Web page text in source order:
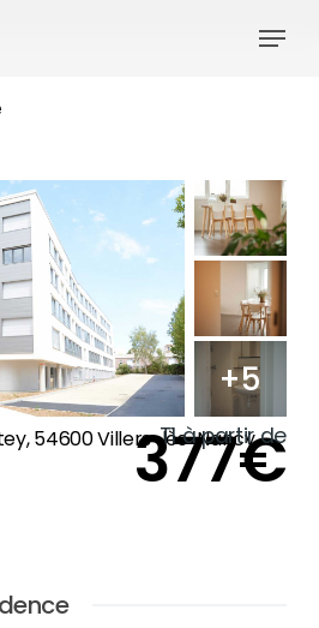
Menu
+5
54600 Villers-lès-Nancy
377€
T1 à partir de